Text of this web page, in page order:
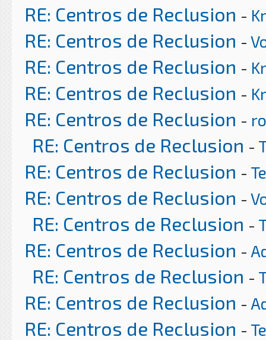
RE: Centros de Reclusion -
RE: Centros de Reclusion -
RE: Centros de Reclusion -
RE: Centros de Reclusion -
RE: Centros de Reclusion -
RE: Centros de Reclusion -
RE: Centros de Reclusion -
RE: Centros de Reclusion -
RE: Centros de Reclusion -
RE: Centros de Reclusion -
RE: Centros de Reclusion -
RE: Centros de Reclusion -
RE: Centros de Reclusion -